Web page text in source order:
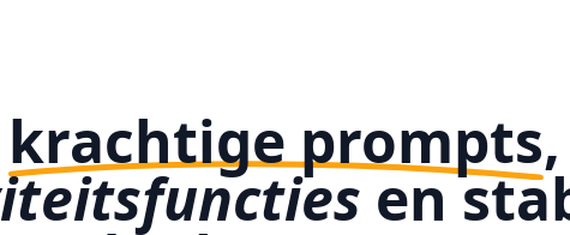
krachtige prompts,
en